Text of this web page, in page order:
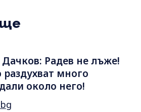
Радев не лъже!
много
около него!